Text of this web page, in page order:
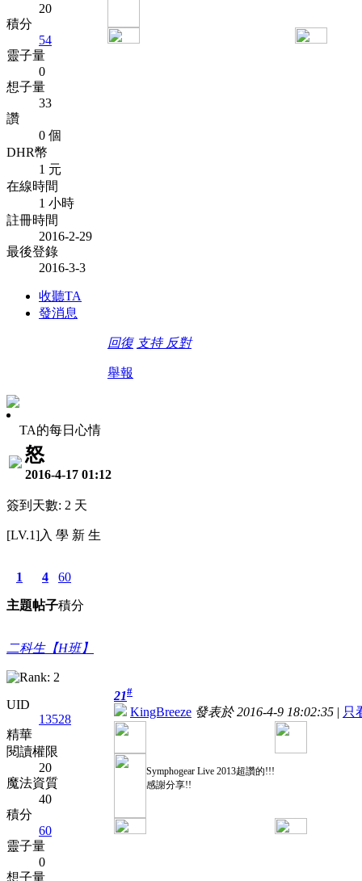
20
積分
54
靈子量
0
想子量
33
讚
0 個
DHR幣
1 元
在線時間
1 小時
註冊時間
2016-2-29
最後登錄
2016-3-3
收聽TA
發消息
回復 支持 反對
舉報
TA的每日心情
怒
2016-4-17 01:12
簽到天數: 2 天
[LV.1]入 學 新 生
1
主題
4
帖子
60
積分
二科生【H班】
UID
13528
精華
閱讀權限
20
魔法資質
40
積分
60
靈子量
0
想子量
21#
KingBreeze 發表於 2016-4-9 18:02:35 | 只
Symphogear Live 2013超讚的!!!
感謝分享!!